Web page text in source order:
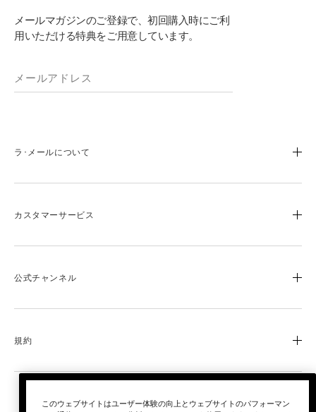
メールマガジンのご登録で、初回購入時にご利
用いただける特典をご用意しています。
ラ･メールについて
成分と製品づくりへのこだわり
オンラインショップ特典
ふるさと納税
カスタマーサービス
お電話でのお問い合わせ
店舗検索
採用情報
返品と交換について
公式チャンネル
Facebook
規約
利用規約
プライバシー ポリシー
このウェブサイトはユーザー体験の向上とウェブサイトのパフォーマン